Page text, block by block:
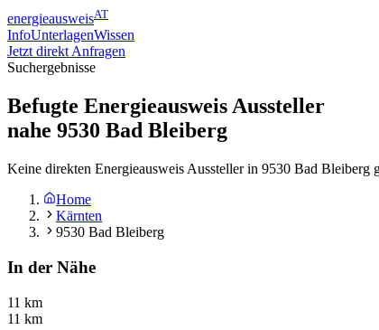
energieausweisAT
InfoUnterlagenWissen
Jetzt direkt Anfragen
Suchergebnisse
Befugte Energieausweis Aussteller
nahe 9530 Bad Bleiberg
Keine direkten Energieausweis Aussteller in 9530 Bad Bleiberg
Home
Kärnten
9530 Bad Bleiberg
In der Nähe
11 km
11 km